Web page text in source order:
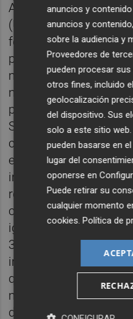
Antonio Bertolín
(UJI) solo 100 de 400
féminas, “aunque
programa UJI
mejoría”. Bertolín
necesidad de mostrar
para revertir la
STEAM. Asimismo,
carácter ingenieril de
estudiantes mujeres
ingenierías el
reduce al 21% el
creadas por ellas;
igualdad y al menos
30% de proporción
ingenierías”. Gómez
que “si una niña
mostrado interés en
difícil que lo haga, por
anuncios y
anuncios y
sobre la audiencia y
Proveedores de
pueden procesar
otros fines, incluido
geolocalización
del dispositivo. Sus
solo a este sitio
pueden basarse en
lugar del
oponerse en
Puede retirar su
cualquier momento
cookies .Política de